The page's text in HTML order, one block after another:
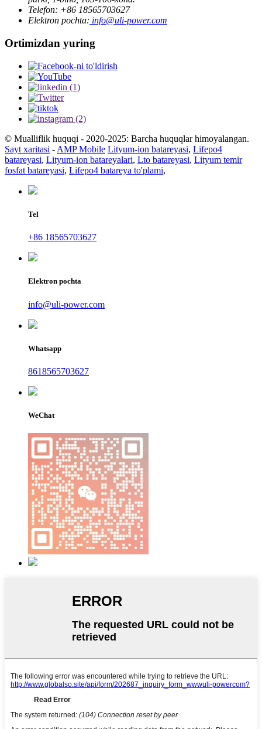
Telefon: +86 18565703627
Elektron pochta: info@uli-power.com
Ortimizdan yuring
© Mualliflik huquqi - 2020-2025: Barcha huquqlar himoyalangan.
Sayt xaritasi - AMP Mobile Lityum-ion batareyasi, Lifepo4
batareyasi, Lityum-ion batareyalari, Lto batareyasi, Lityum temir
fosfat batareyasi, Lifepo4 batareya to'plami,
Tel
+86 18565703627
Elektron pochta
info@uli-power.com
Whatsapp
8618565703627
WeChat